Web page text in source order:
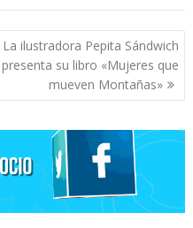
La ilustradora Pepita Sándwich
presenta su libro «Mujeres que
mueven Montañas»